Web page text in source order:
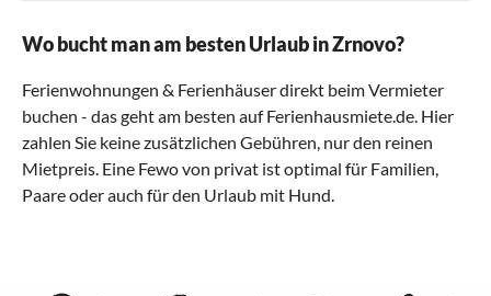
Wo bucht man am besten Urlaub in Zrnovo?
Ferienwohnungen & Ferienhäuser direkt beim Vermieter
buchen - das geht am besten auf Ferienhausmiete.de. Hier
zahlen Sie keine zusätzlichen Gebühren, nur den reinen
Mietpreis. Eine Fewo von privat ist optimal für Familien,
Paare oder auch für den Urlaub mit Hund.